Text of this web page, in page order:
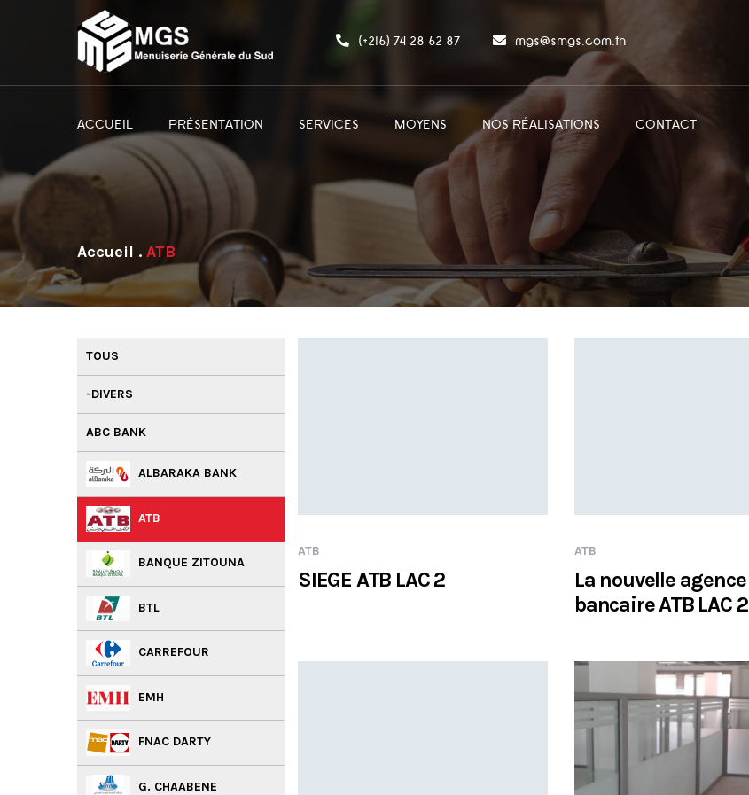
(+216) 74 28 62 87 mgs@smgs.com.tn
ACCUEIL PRÉSENTATION SERVICES MOYENS NOS RÉALISATIONS CONTACT
. ATB
-DIVERS
ABC BANK
ALBARAKA BANK
ATB
BANQUE ZITOUNA
BTL
CARREFOUR
EMH
FNAC DARTY
G. CHAABENE
ATB
SIEGE ATB LAC 2
ATB
La nouvelle agence
bancaire ATB LAC 2